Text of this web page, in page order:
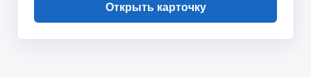
Открыть карточку